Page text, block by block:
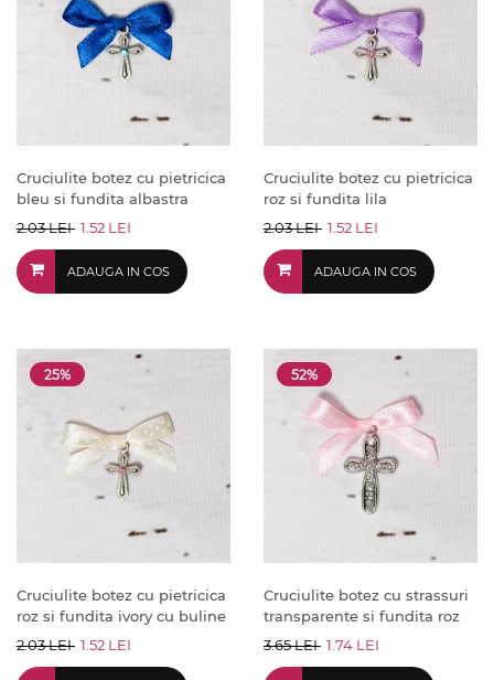
Cruciulite botez cu pietricica
bleu si fundita albastra
2.03 LEI 1.52 LEI
ADAUGA IN COS
Cruciulite botez cu pietricica
roz si fundita lila
2.03 LEI 1.52 LEI
ADAUGA IN COS
25%
Cruciulite botez cu pietricica
roz si fundita ivory cu buline
2.03 LEI 1.52 LEI
52%
Cruciulite botez cu strassuri
transparente si fundita roz
3.65 LEI 1.74 LEI